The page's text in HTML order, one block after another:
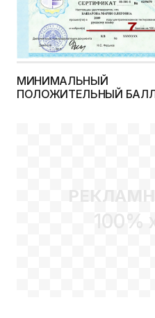
МИНИМАЛЬНЫЙ
ПОЛОЖИТЕЛЬНЫЙ
100%